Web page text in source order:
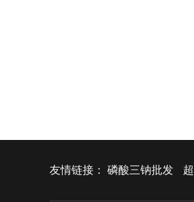
友情链接： 磷酸三钠批发